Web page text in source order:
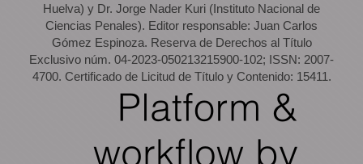
Huelva) y Dr. Jorge Nader Kuri (Instituto Nacional de
Ciencias Penales). Editor responsable: Juan Carlos
Gómez Espinoza. Reserva de Derechos al Título
Exclusivo núm. 04-2023-050213215900-102; ISSN: 2007-
4700. Certificado de Licitud de Título y Contenido: 15411.